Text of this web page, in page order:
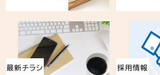
最新チラシ 採用情報